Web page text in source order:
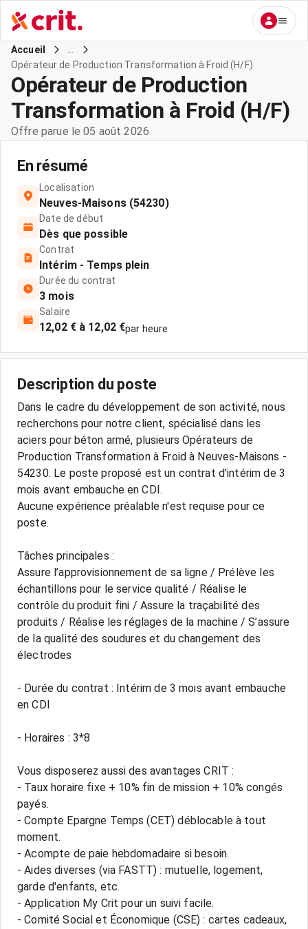
Accueil
Opérateur de Production Transformation à Froid (H/F)
Opérateur de Production
Transformation à Froid (H/F)
Offre parue le 05 août 2026
En résumé
Localisation
Neuves-Maisons (54230)
Date de début
Dès que possible
Contrat
Intérim - Temps plein
Durée du contrat
3 mois
Salaire
12,02 € à 12,02 €par heure
Description du poste
Dans le cadre du développement de son activité, nous
recherchons pour notre client, spécialisé dans les
aciers pour béton armé, plusieurs Opérateurs de
Production Transformation à Froid à Neuves-Maisons -
54230. Le poste proposé est un contrat d'intérim de 3
mois avant embauche en CDI.
Aucune expérience préalable n'est requise pour ce
poste.
Tâches principales :
Assure l’approvisionnement de sa ligne / Prélève les
échantillons pour le service qualité / Réalise le
contrôle du produit fini / Assure la traçabilité des
produits / Réalise les réglages de la machine / S’assure
de la qualité des soudures et du changement des
électrodes
- Durée du contrat : Intérim de 3 mois avant embauche
en CDI
- Horaires : 3*8
Vous disposerez aussi des avantages CRIT :
- Taux horaire fixe + 10% fin de mission + 10% congés
payés.
- Compte Epargne Temps (CET) déblocable à tout
moment.
- Acompte de paie hebdomadaire si besoin.
- Aides diverses (via FASTT) : mutuelle, logement,
garde d'enfants, etc.
- Application My Crit pour un suivi facile.
- Comité Social et Économique (CSE) : cartes cadeaux,